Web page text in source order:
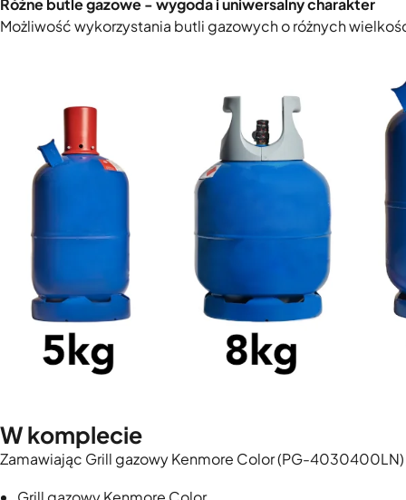
Różne butle gazowe - wygoda i uniwersalny charakter
Możliwość wykorzystania butli gazowych o różnych
W komplecie
Zamawiając Grill gazowy Kenmore Color (PG-